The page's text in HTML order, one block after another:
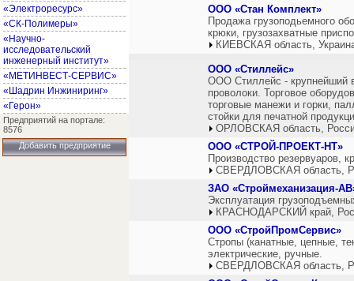
«Электроресурс»
«СК-Полимеры»
«Научно-
исследовательский
инженерный институт»
«МЕТИНВЕСТ-СЕРВИС»
«Шадрин Инжиниринг»
«Герон»
Предприятий на портале:
8576
Добавить предприятие
ООО «Стан Комплект»
Продажа грузоподьемного
крюки, грузозахватные
КИЕВСКАЯ область,
ООО «Стиллейс»
ООО Стиллейс - крупнейший
проволоки. Торговое
торговые манежи и горки,
стойки для печатной
ОРЛОВСКАЯ область,
ООО «СТРОЙ-ПРОЕКТ-НТ»
Производство резервуаров,
СВЕРДЛОВСКАЯ область,
ЗАО «Строймеханизация-
Эксплуатация
КРАСНОДАРСКИЙ край,
ООО «СтройПромСервис»
Стропы (канатные, цепные,
электрические, ручные.
СВЕРДЛОВСКАЯ область,